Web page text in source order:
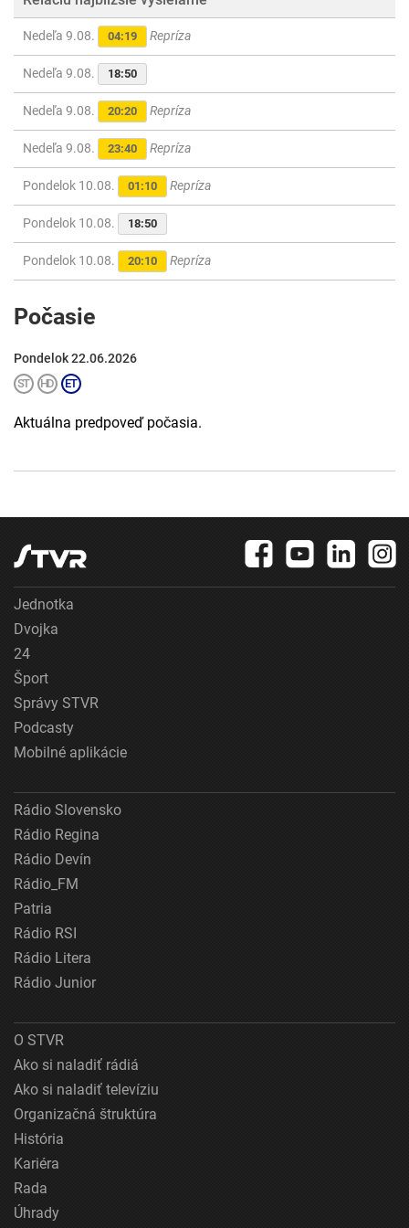
Nedeľa 9.08. 04:19 Repríza
Nedeľa 9.08. 18:50
Nedeľa 9.08. 20:20 Repríza
Nedeľa 9.08. 23:40 Repríza
Pondelok 10.08. 01:10 Repríza
Pondelok 10.08. 18:50
Pondelok 10.08. 20:10 Repríza
Počasie
Pondelok 22.06.2026
Aktuálna predpoveď počasia.
Jednotka
Dvojka
24
Šport
Správy STVR
Podcasty
Mobilné aplikácie
Rádio Slovensko
Rádio Regina
Rádio Devín
Rádio_FM
Patria
Rádio RSI
Rádio Litera
Rádio Junior
O STVR
Ako si naladiť rádiá
Ako si naladiť televíziu
Organizačná štruktúra
História
Kariéra
Rada
Úhrady